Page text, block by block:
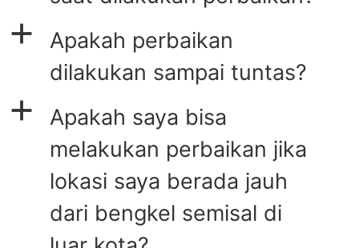
a
Apakah perbaikan
dilakukan sampai tuntas?
a
Apakah saya bisa
melakukan perbaikan jika
lokasi saya berada jauh
dari bengkel semisal di